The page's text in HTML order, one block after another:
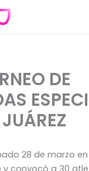
DE
28 de marzo